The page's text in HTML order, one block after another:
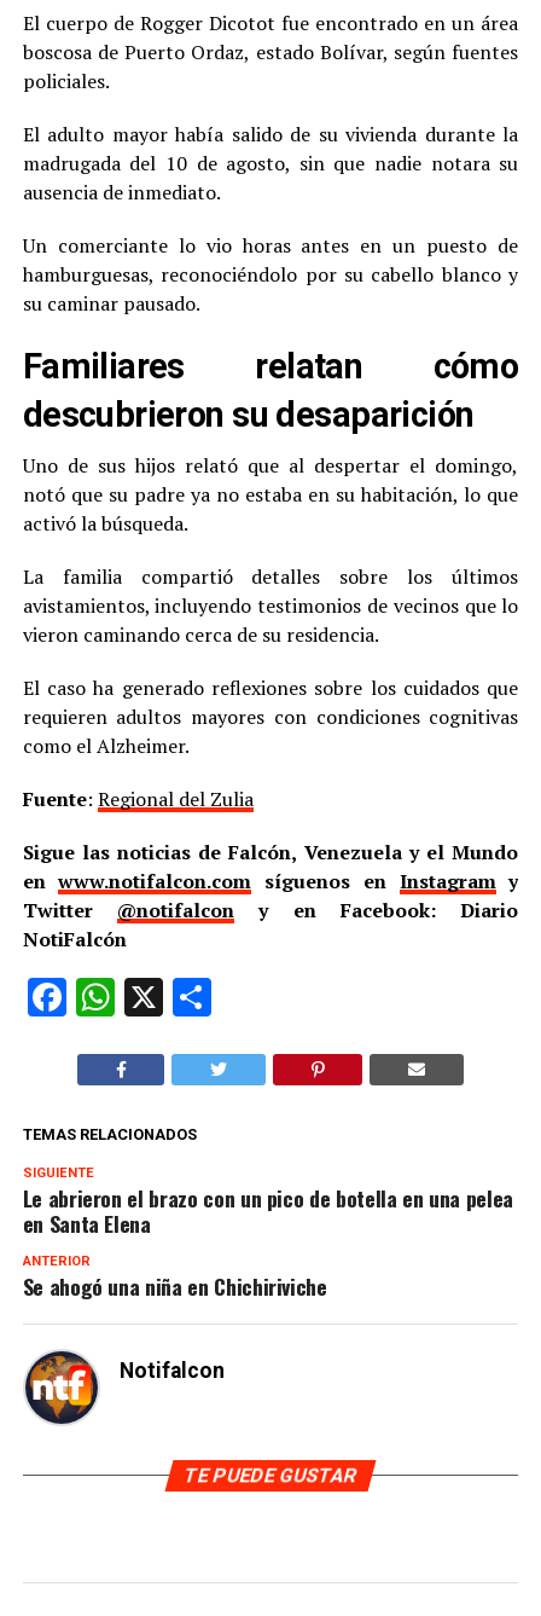
El cuerpo de Rogger Dicotot fue encontrado en un área
boscosa de Puerto Ordaz, estado Bolívar, según fuentes
policiales.
El adulto mayor había salido de su vivienda durante la
madrugada del 10 de agosto, sin que nadie notara su
ausencia de inmediato.
Un comerciante lo vio horas antes en un puesto de
hamburguesas, reconociéndolo por su cabello blanco y
su caminar pausado.
Familiares relatan cómo
descubrieron su desaparición
Uno de sus hijos relató que al despertar el domingo,
notó que su padre ya no estaba en su habitación, lo que
activó la búsqueda.
La familia compartió detalles sobre los últimos
avistamientos, incluyendo testimonios de vecinos que lo
vieron caminando cerca de su residencia.
El caso ha generado reflexiones sobre los cuidados que
requieren adultos mayores con condiciones cognitivas
como el Alzheimer.
Fuente: Regional del Zulia
Sigue las noticias de Falcón, Venezuela y el Mundo
enwww.notifalcon.com síguenos en Instagramy
Twitter @notifalcon y en Facebook: Diario
NotiFalcón
Facebook
WhatsApp
X Compartir
TEMAS RELACIONADOS
SIGUIENTE
Le abrieron el brazo con un pico de botella en una pelea
en Santa Elena
ANTERIOR
Se ahogó una niña en Chichiriviche
Notifalcon
TE PUEDE GUSTAR